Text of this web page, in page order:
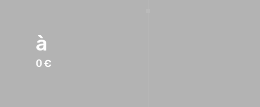
à
0 €